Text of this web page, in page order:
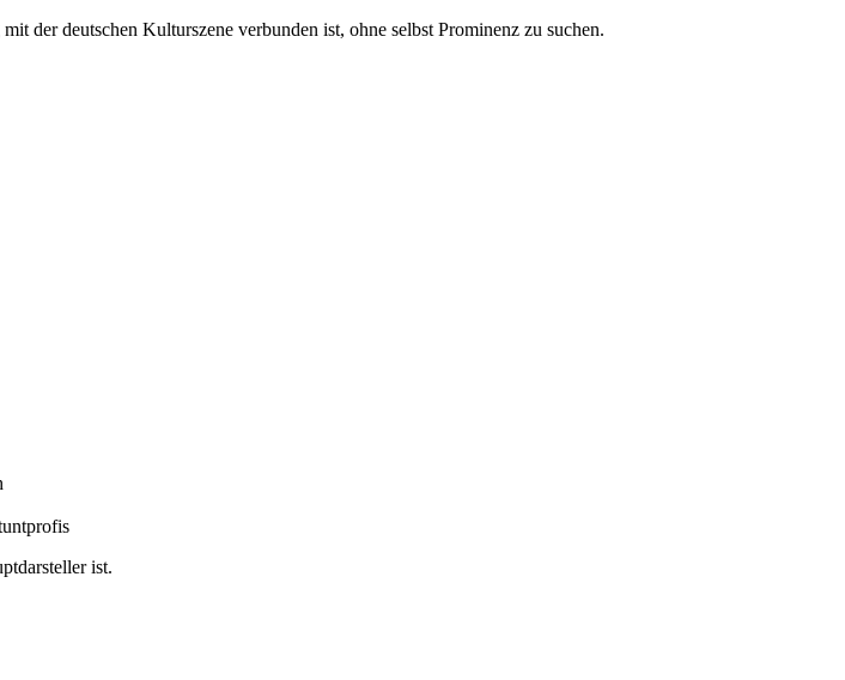
der deutschen Kulturszene verbunden ist, ohne selbst Prominenz zu suchen.
ist.